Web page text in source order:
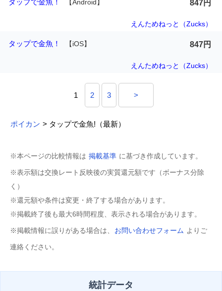
タップで金魚！ 【Android】 847円
えんためねっと（Zucks）
タップで金魚！ 【iOS】 847円
えんためねっと（Zucks）
1 2 3 >
ポイカン > タップで金魚!（最新）
※本ページの比較情報は 掲載基準 に基づき作成しています。
※表示額は交換レート反映後の実質還元額です（ボーナス分除
く）
※還元額や条件は変更・終了する場合があります。
※掲載終了後も最大6時間程度、表示される場合があります。
※掲載情報に誤りがある場合は、 お問い合わせフォーム よりご
連絡ください。
統計データ